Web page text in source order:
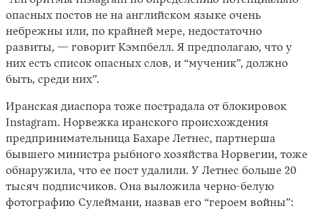
опасных постов не на английском языке очень
небрежны или, по крайней мере, недостаточно
развиты, — говорит Кэмпбелл. Я предполагаю, что у
них есть список опасных слов, и “мученик”, должно
быть, среди них”.
Иранская диаспора тоже пострадала от блокировок
Instagram. Норвежка иранского происхождения
предпринимательница Бахаре Летнес, партнерша
бывшего министра рыбного хозяйства Норвегии, тоже
обнаружила, что ее пост удалили. У Летнес больше 20
тысяч подписчиков. Она выложила черно-белую
фотографию Сулеймани, назвав его “героем войны”: